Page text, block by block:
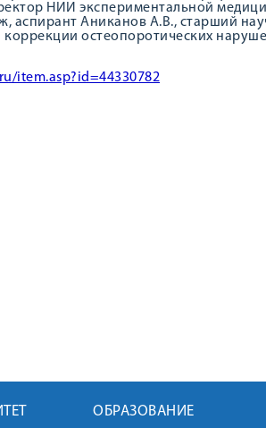
НИИ экспериментальной
аспирант Аниканов А.В., старший
остеопоротических
item.asp?id=44330782
ОБРАЗОВАНИЕ